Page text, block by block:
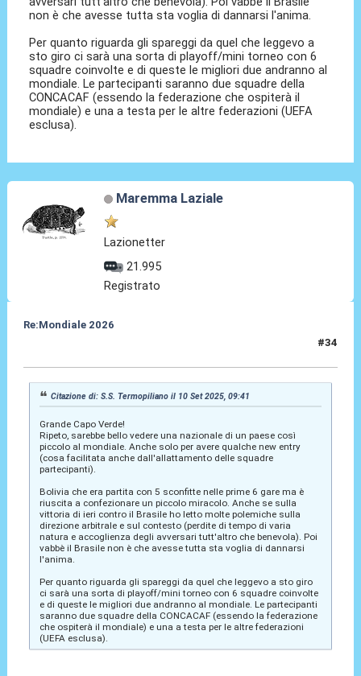
non è che avesse tutta sta voglia di dannarsi l'anima.
Per quanto riguarda gli spareggi da quel che leggevo a
sto giro ci sarà una sorta di playoff/mini torneo con 6
squadre coinvolte e di queste le migliori due andranno al
mondiale. Le partecipanti saranno due squadre della
CONCACAF (essendo la federazione che ospiterà il
mondiale) e una a testa per le altre federazioni (UEFA
esclusa).
Maremma Laziale
Lazionetter
21.995
Registrato
Re:Mondiale 2026
#34
Citazione di: S.S. Termopiliano il 10 Set 2025, 09:41
Grande Capo Verde!
Ripeto, sarebbe bello vedere una nazionale di un paese così
piccolo al mondiale. Anche solo per avere qualche new entry
(cosa facilitata anche dall'allattamento delle squadre
partecipanti).
Bolivia che era partita con 5 sconfitte nelle prime 6 gare ma è
riuscita a confezionare un piccolo miracolo. Anche se sulla
vittoria di ieri contro il Brasile ho letto molte polemiche sulla
direzione arbitrale e sul contesto (perdite di tempo di varia
natura e accoglienza degli avversari tutt'altro che benevola). Poi
vabbè il Brasile non è che avesse tutta sta voglia di dannarsi
l'anima.
Per quanto riguarda gli spareggi da quel che leggevo a sto giro
ci sarà una sorta di playoff/mini torneo con 6 squadre coinvolte
e di queste le migliori due andranno al mondiale. Le partecipanti
saranno due squadre della CONCACAF (essendo la federazione
che ospiterà il mondiale) e una a testa per le altre federazioni
(UEFA esclusa).